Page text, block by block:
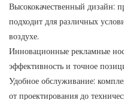
Высококачественный дизайн:
подходит для различных
воздухе.
Инновационные рекламные
эффективность и точное
Удобное обслуживание:
от проектирования до